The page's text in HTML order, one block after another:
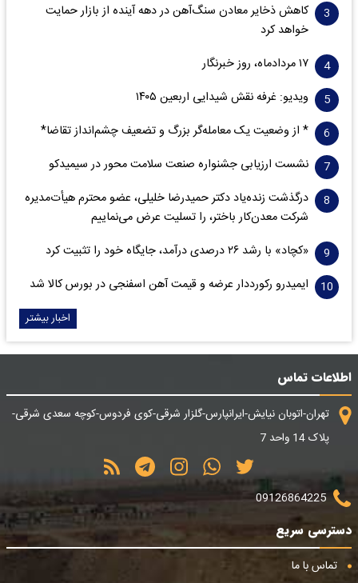
کاهش ذخایر معادن سنگ‌آهن در دهه آینده از بازار حمایت
خواهد کرد
۱۷ مردادماه، روز خبرنگار
ویدیو: غرفه نقش شیدایی اربعین ۱۴۰۵
* از وضعیت یک معامله‌گر بزرگ و تضعیف چشم‌انداز تقاضا*
نشست ارزیابی جشنواره صنعت سلامت‌ محور در سیمیدکو
درگذشت زنده‌یاد دکتر حمیدرضا خلیلی، عضو محترم هیأت‌مدیره
شرکت معدن‌کار باختر، را تسلیت عرض می‌نماییم
«کچاد» با رشد ۲۶ درصدی درآمد، جایگاه خود را تثبیت کرد
ایمیدرو رکورددار عرضه و قیمت آهن اسفنجی در بورس کالا شد
اخبار بیشتر
اطلاعات تماس
تهران-اتوبان نیایش-ایرانپارس-گلزار شرقی-کوی فردوس-کوچه سعدی شرقی-
پلاک 14 واحد 7
09126864225
دسترسی سریع
تماس با ما